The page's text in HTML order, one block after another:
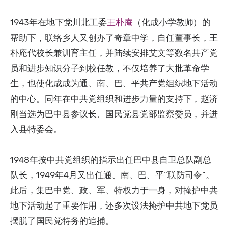
1943年在地下党川北工委王朴庵 （化成小学教师）的
帮助下，联络乡人又创办了奇章中学，自任董事长，王
朴庵代校长兼训育主任，并陆续安排艾文等数名共产党
员和进步知识分子到校任教，不仅培养了大批革命学
生，也使化成成为通、南、巴、平共产党组织地下活动
的中心。同年在中共党组织和进步力量的支持下，赵济
刚当选为巴中县参议长、国民党县党部监察委员，并进
入县特委会。
1948年按中共党组织的指示出任巴中县自卫总队副总
队长，1949年4月又出任通、南、巴、平“联防司令”。
此后，集巴中党、政、军、特权力于一身，对掩护中共
地下活动起了重要作用，还多次设法掩护中共地下党员
摆脱了国民党特务的追捕。